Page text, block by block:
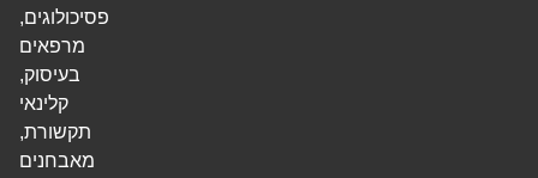
פסיכולוגים,
מרפאים
בעיסוק,
קלינאי
תקשורת,
מאבחנים